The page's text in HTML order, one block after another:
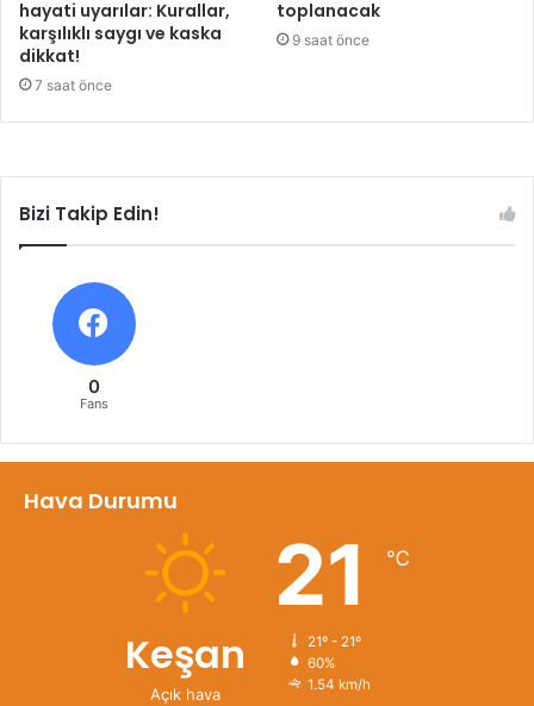
hayati uyarılar: Kurallar,
karşılıklı saygı ve kaska
dikkat!
7 saat önce
toplanacak
9 saat önce
Bizi Takip Edin!
0
Fans
Hava Durumu
Keşan
Açık hava
21 ℃
21º - 21º
60%
1.54 km/h